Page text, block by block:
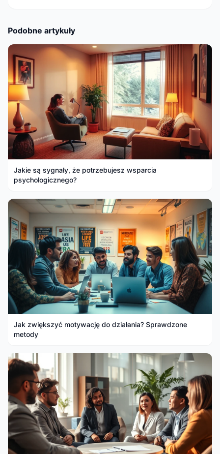
Podobne artykuły
Jakie są sygnały, że potrzebujesz wsparcia
psychologicznego?
Jak zwiększyć motywację do działania? Sprawdzone
metody